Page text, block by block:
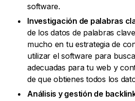
software.
Investigación de palabras
de los datos de palabras
mucho en tu estrategia de
utilizar el software para
adecuadas para tu web y
de que obtienes todos los
Análisis y gestión de